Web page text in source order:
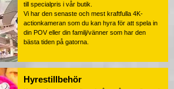
till specialpris i vår butik.
Vi har den senaste och mest kraftfulla 4K-
actionkameran som du kan hyra för att spela in
din POV eller din familj/vänner som har den
bästa tiden på gatorna.
Hyrestillbehör